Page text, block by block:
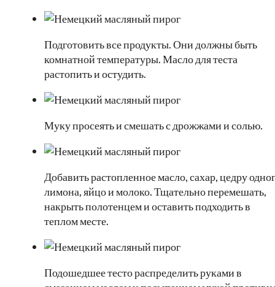
Подготовить все продукты. Они должны быть
комнатной температуры. Масло для теста
растопить и остудить.
Муку просеять и смешать с дрожжами и солью.
Добавить растопленное масло, сахар, цедру
лимона, яйцо и молоко. Тщательно перемешать,
накрыть полотенцем и оставить подходить в
теплом месте.
Подошедшее тесто распределить руками в